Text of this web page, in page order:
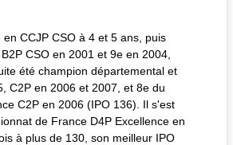
en CCJP CSO à 4 et 5 ans, puis
CSO en 2001 et 9e en 2004,
été champion départemental et
C2P en 2006 et 2007, et 8e du
C2P en 2006 (IPO 136). Il s'est
de France D4P Excellence en
à plus de 130, son meilleur IPO